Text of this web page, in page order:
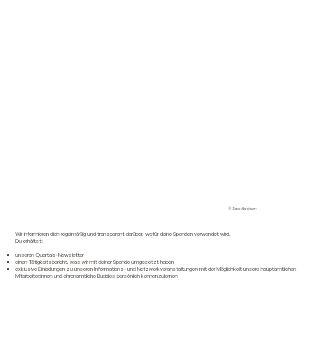
© Svea Abraham
Wir informieren dich regelmäßig und transparent darüber, wofür deine Spenden verwendet wird.
Du erhältst:
unseren Quartals-Newsletter
einen Tätigkeitsbericht, was wir mit deiner Spende umgesetzt haben
exklusive Einladungen zu unseren Informations- und Netzwerkveranstaltungen mit der Möglichkeit unsere hauptamtlichen
Mitarbeiter:innen und ehrenamtliche Buddies persönlich kennenzulernen